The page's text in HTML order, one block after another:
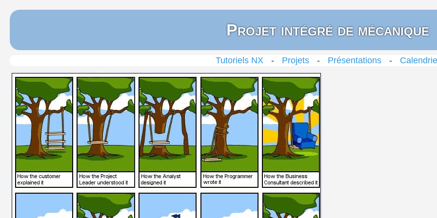
Projet intégré de mécanique
Tutoriels NX - Projets - Présentations -